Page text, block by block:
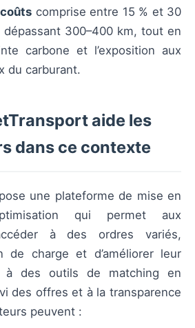
comprise entre 15 % et 30
dépassant 300–400 km, tout en
carbone et l’exposition aux
du carburant.
aide les
dans ce contexte
une plateforme de mise en
qui permet aux
à des ordres variés,
de charge et d’améliorer leur
à des outils de matching en
des offres et à la transparence
peuvent :